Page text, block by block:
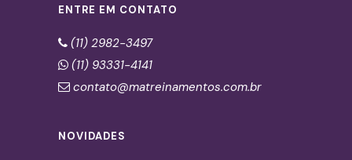
ENTRE EM CONTATO
(11) 2982-3497
(11) 93331-4141
contato@matreinamentos.com.br
NOVIDADES